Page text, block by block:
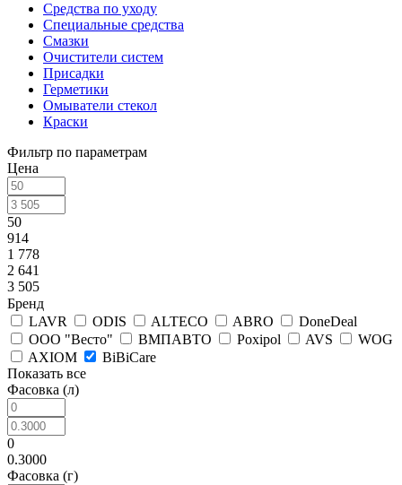
Средства по уходу
Специальные средства
Смазки
Очистители систем
Присадки
Герметики
Омыватели стекол
Краски
Фильтр по параметрам
Цена
50
914
1 778
2 641
3 505
Бренд
LAVR
ODIS ALTECO ABRO
DoneDeal
ООО "Весто"
ВМПАВТО Poxipol AVS
WOG
AXIOM
BiBiCare
Показать все
Фасовка (л)
0
0.3000
Фасовка (г)